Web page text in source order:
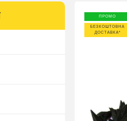
ПРОМО
БЕЗКОШТОВНА
ДОСТАВКА*